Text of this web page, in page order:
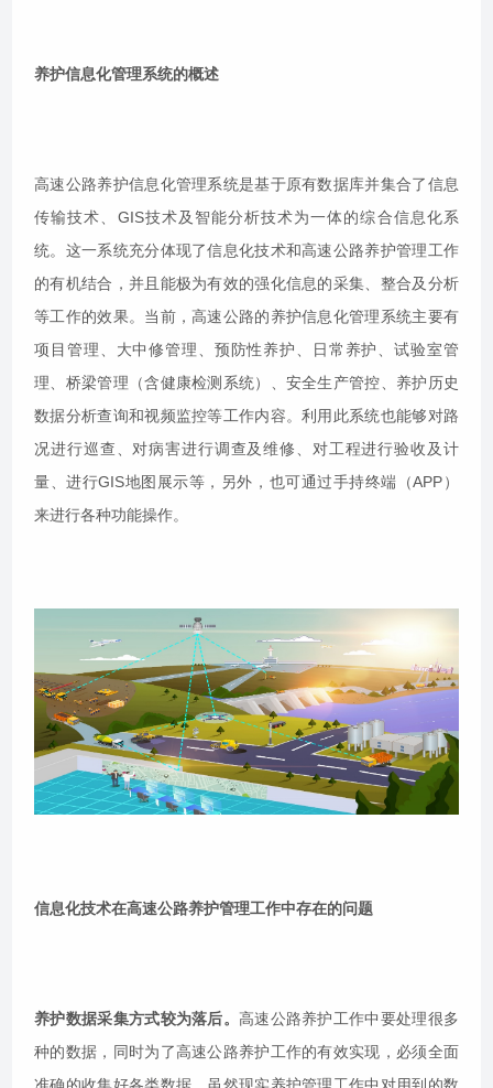
养护信息化管理系统的概述
高速公路养护信息化管理系统是基于原有数据库并集合了信息
传输技术、GIS技术及智能分析技术为一体的综合信息化系
统。这一系统充分体现了信息化技术和高速公路养护管理工作
的有机结合，并且能极为有效的强化信息的采集、整合及分析
等工作的效果。当前，高速公路的养护信息化管理系统主要有
项目管理、大中修管理、预防性养护、日常养护、试验室管
理、桥梁管理（含健康检测系统）、安全生产管控、养护历史
数据分析查询和视频监控等工作内容。利用此系统也能够对路
况进行巡查、对病害进行调查及维修、对工程进行验收及计
量、进行GIS地图展示等，另外，也可通过手持终端（APP）
来进行各种功能操作。
信息化技术在高速公路养护管理工作中存在的问题
养护数据采集方式较为落后。 高速公路养护工作中要处理很多
种的数据，同时为了高速公路养护工作的有效实现，必须全面
准确的收集好各类数据。虽然现实养护管理工作中对用到的数